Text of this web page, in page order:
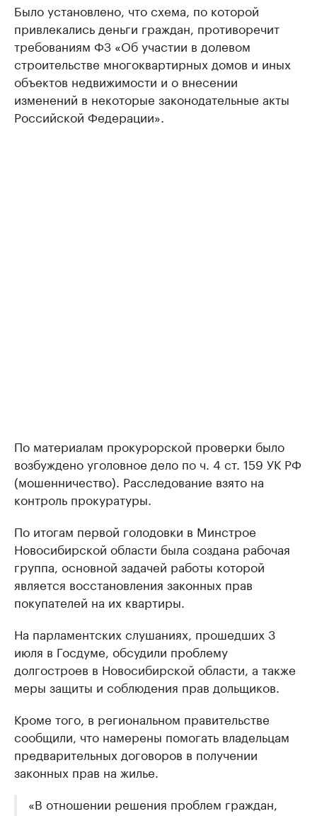
Было установлено, что схема, по которой
привлекались деньги граждан, противоречит
требованиям ФЗ «Об участии в долевом
строительстве многоквартирных домов и иных
объектов недвижимости и о внесении
изменений в некоторые законодательные акты
Российской Федерации».
По материалам прокурорской проверки было
возбуждено уголовное дело по ч. 4 ст. 159 УК РФ
(мошенничество). Расследование взято на
контроль прокуратуры.
По итогам первой голодовки в Минстрое
Новосибирской области была создана рабочая
группа, основной задачей работы которой
является восстановления законных прав
покупателей на их квартиры.
На парламентских слушаниях, прошедших 3
июля в Госдуме, обсудили проблему
долгостроев в Новосибирской области, а также
меры защиты и соблюдения прав дольщиков.
Кроме того, в региональном правительстве
сообщили, что намерены помогать владельцам
предварительных договоров в получении
законных прав на жилье.
«В отношении решения проблем граждан,